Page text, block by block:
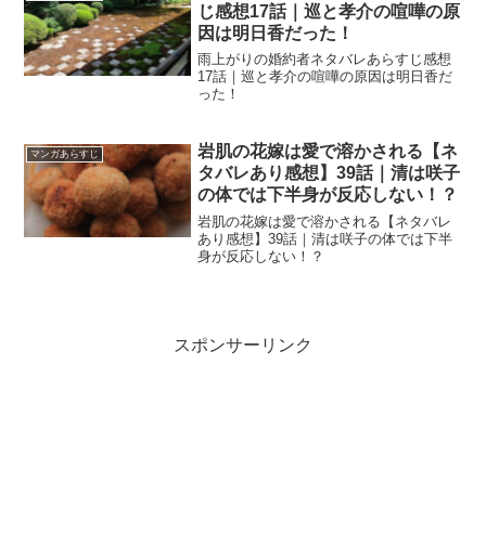
じ感想17話｜巡と孝介の喧嘩の原
因は明日香だった！
雨上がりの婚約者ネタバレあらすじ感想
17話｜巡と孝介の喧嘩の原因は明日香だ
った！
マンガあらすじ
岩肌の花嫁は愛で溶かされる【ネ
タバレあり感想】39話｜清は咲子
の体では下半身が反応しない！？
岩肌の花嫁は愛で溶かされる【ネタバレ
あり感想】39話｜清は咲子の体では下半
身が反応しない！？
スポンサーリンク